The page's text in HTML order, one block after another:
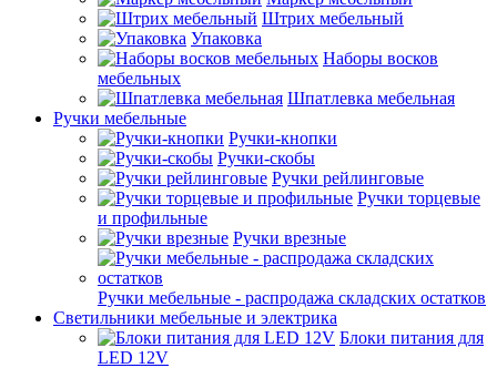
Штрих мебельный
Упаковка
Наборы восков
мебельных
Шпатлевка мебельная
Ручки мебельные
Ручки-кнопки
Ручки-скобы
Ручки рейлинговые
Ручки торцевые
и профильные
Ручки врезные
Ручки мебельные - распродажа складских остатков
Светильники мебельные и электрика
Блоки питания для
LED 12V